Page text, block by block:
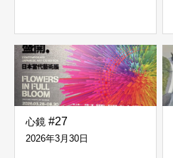
心鏡 #27
2026年3月30日